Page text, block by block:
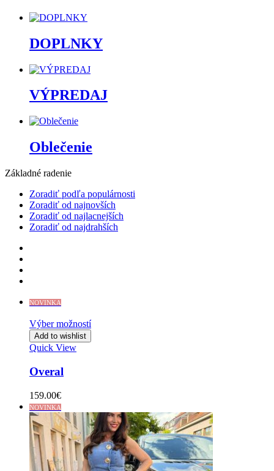
DOPLNKY
VÝPREDAJ
Oblečenie
Základné radenie
Zoradiť podľa populárnosti
Zoradiť od najnovších
Zoradiť od najlacnejších
Zoradiť od najdrahších
NOVINKA
Výber možností
Add to wishlist
Quick View
Overal
159.00€
NOVINKA